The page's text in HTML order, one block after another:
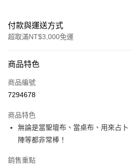
付款與運送方式
超取滿NT$3,000免運
信用卡一次付款
超商取貨付款
Apple Pay
街口支付
悠遊付
商品特色
商品編號
7294678
商品特色
無論是當聖壇布、當桌布、用來占
陣等都非常棒！
銷售重點